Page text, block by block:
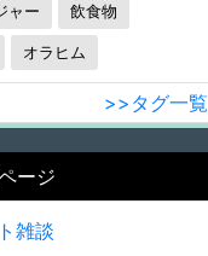
ャー 飲食物
オラヒム
>>タグ一覧
ージ
雑談